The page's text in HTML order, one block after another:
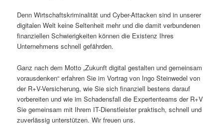
Denn Wirtschaftskriminalität und Cyber-Attacken sind in unserer
digitalen Welt keine Seltenheit mehr und die damit verbundenen
finanziellen Schwierigkeiten können die Existenz Ihres
Unternehmens schnell gefährden.
Ganz nach dem Motto „Zukunft digital gestalten und gemeinsam
vorausdenken“ erfahren Sie im Vortrag von Ingo Steinwedel von
der R+V-Versicherung, wie Sie sich finanziell bestens darauf
vorbereiten und wie im Schadensfall die Expertenteams der R+V
Sie gemeinsam mit Ihrem IT-Dienstleister praktisch, schnell und
zuverlässig unterstützen. Wir freuen uns.